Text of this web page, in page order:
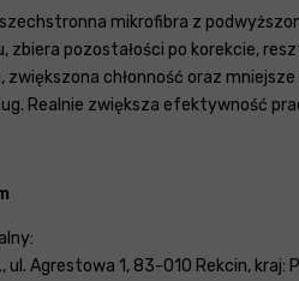
mikrofibra z
zbiera pozostałości po korekcie,
chłonność oraz
Realnie zwiększa efektywność
ul. Agrestowa 1, 83-010 Rekcin,